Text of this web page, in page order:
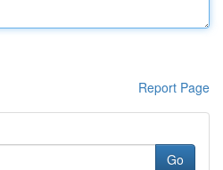
Report Page
Go